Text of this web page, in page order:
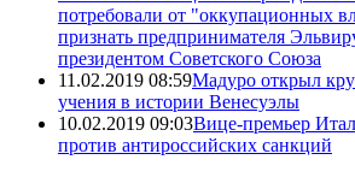
потребовали от "оккупационных
признать предпринимателя
президентом Советского Союза
11.02.2019 08:59Мадуро открыл
учения в истории Венесуэлы
10.02.2019 09:03Вице-премьер
против антироссийских санкций